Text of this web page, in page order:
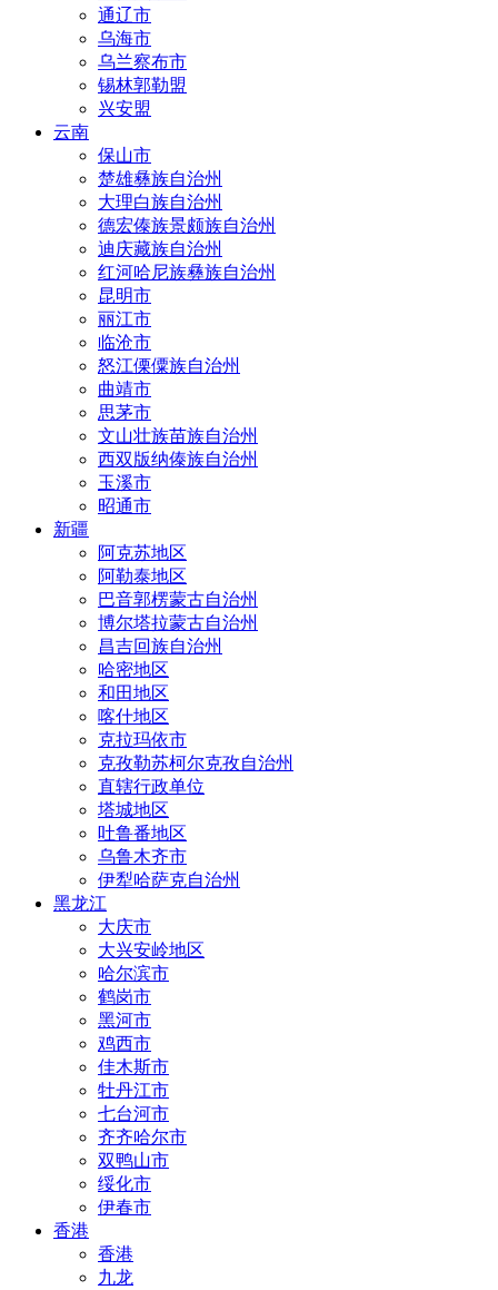
通辽市
乌海市
乌兰察布市
锡林郭勒盟
兴安盟
云南
保山市
楚雄彝族自治州
大理白族自治州
德宏傣族景颇族自治州
迪庆藏族自治州
红河哈尼族彝族自治州
昆明市
丽江市
临沧市
怒江傈僳族自治州
曲靖市
思茅市
文山壮族苗族自治州
西双版纳傣族自治州
玉溪市
昭通市
新疆
阿克苏地区
阿勒泰地区
巴音郭楞蒙古自治州
博尔塔拉蒙古自治州
昌吉回族自治州
哈密地区
和田地区
喀什地区
克拉玛依市
克孜勒苏柯尔克孜自治州
直辖行政单位
塔城地区
吐鲁番地区
乌鲁木齐市
伊犁哈萨克自治州
黑龙江
大庆市
大兴安岭地区
哈尔滨市
鹤岗市
黑河市
鸡西市
佳木斯市
牡丹江市
七台河市
齐齐哈尔市
双鸭山市
绥化市
伊春市
香港
香港
九龙